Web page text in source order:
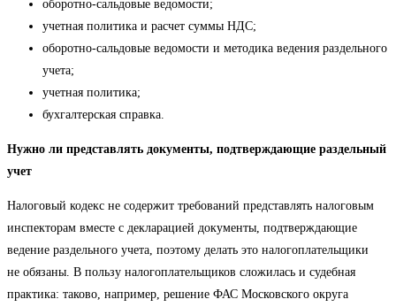
оборотно-сальдовые ведомости;
учетная политика и расчет суммы НДС;
оборотно-сальдовые ведомости и методика ведения раздельного
учета;
учетная политика;
бухгалтерская справка.
Нужно ли представлять документы, подтверждающие раздельный
учет
Налоговый кодекс не содержит требований представлять налоговым
инспекторам вместе с декларацией документы, подтверждающие
ведение раздельного учета, поэтому делать это налогоплательщики
не обязаны. В пользу налогоплательщиков сложилась и судебная
практика: таково, например, решение ФАС Московского округа